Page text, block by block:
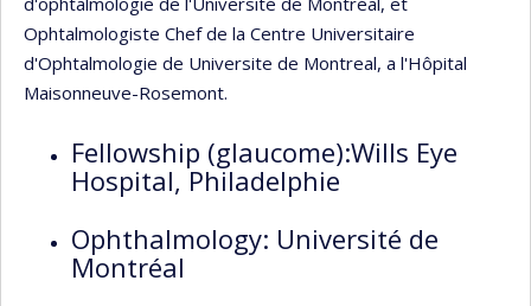
Ophtalmologiste Chef de la Centre Universitaire
d'Ophtalmologie de Universite de Montreal, a l'Hôpital
Maisonneuve-Rosemont.
Fellowship (glaucome):Wills Eye
Hospital, Philadelphie
Ophthalmology: Université de
Montréal